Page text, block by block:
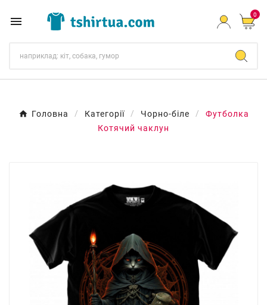
 0
Головна Категорії Чорно-біле
Футболка
Котячий чаклун